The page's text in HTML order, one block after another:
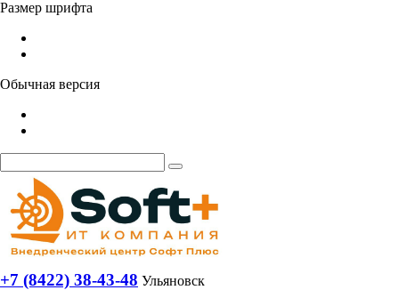
Размер шрифта
Обычная версия
+7 (8422) 38-43-48 Ульяновск